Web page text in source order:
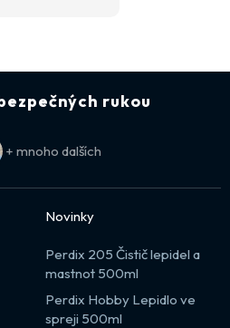
rukou
+ mnoho dalších
Novinky
Perdix 205 Čistič lepidel a
mastnot 500ml
Perdix Hobby Lepidlo ve
spreji 500ml